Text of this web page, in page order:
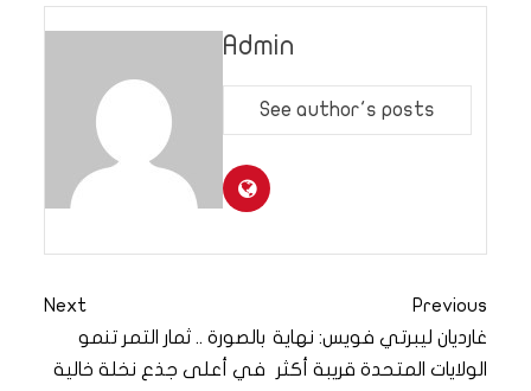
Admin
See author's posts
Previous
غارديان ليبرتي فويس: نهاية
الولايات المتحدة قريبة أكثر
Next
بالصورة .. ثمار التمر تنمو
في أعلى جذع نخلة خالية